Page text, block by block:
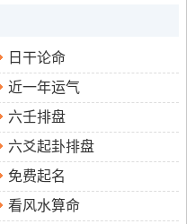
必在选定的吉时内完成~
上避免在下午三点之后进
减少从太岁方（东南）或
完全避免时途中宜保持安
中的体力劳动合喧闹仪
日干论命
近一年运气
六壬排盘
六爻起卦排盘
免费起名
看风水算命